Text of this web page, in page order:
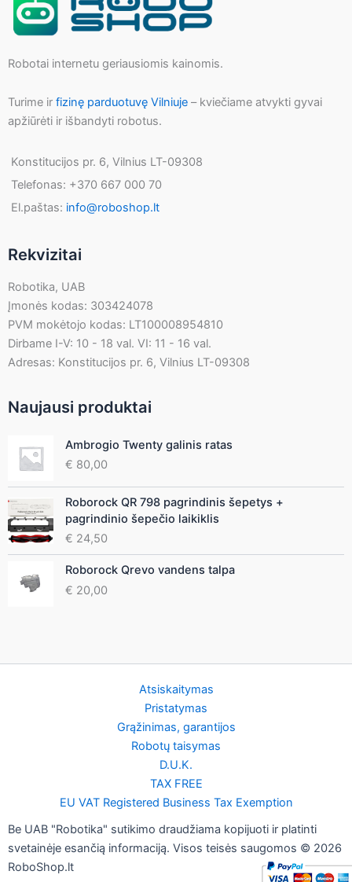
Robotai internetu geriausiomis kainomis.
Turime ir fizinę parduotuvę Vilniuje – kviečiame atvykti gyvai
apžiūrėti ir išbandyti robotus.
Konstitucijos pr. 6, Vilnius LT-09308
Telefonas: +370 667 000 70
El.paštas: info@roboshop.lt
Rekvizitai
Robotika, UAB
Įmonės kodas: 303424078
PVM mokėtojo kodas: LT100008954810
Dirbame I-V: 10 - 18 val. VI: 11 - 16 val.
Adresas: Konstitucijos pr. 6, Vilnius LT-09308
Naujausi produktai
Ambrogio Twenty galinis ratas
€ 80,00
Roborock QR 798 pagrindinis šepetys +
pagrindinio šepečio laikiklis
€ 24,50
Roborock Qrevo vandens talpa
€ 20,00
Atsiskaitymas
Pristatymas
Grąžinimas, garantijos
Robotų taisymas
D.U.K.
TAX FREE
EU VAT Registered Business Tax Exemption
Be UAB "Robotika" sutikimo draudžiama kopijuoti ir platinti
svetainėje esančią informaciją. Visos teisės saugomos © 2026
RoboShop.lt